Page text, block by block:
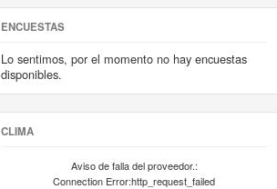
ENCUESTAS
Lo sentimos, por el momento no hay encuestas
disponibles.
CLIMA
Aviso de falla del proveedor.:
Connection Error:http_request_failed